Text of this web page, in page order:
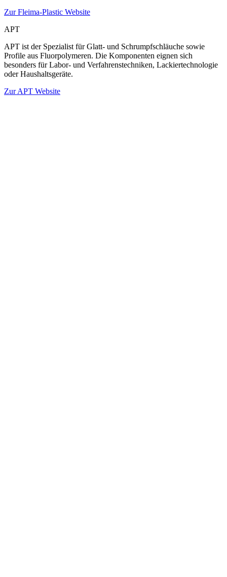
Zur Fleima-Plastic Website
APT
APT ist der Spezialist für Glatt- und Schrumpfschläuche sowie
Profile aus Fluorpolymeren. Die Komponenten eignen sich
besonders für Labor- und Verfahrenstechniken, Lackiertechnologie
oder Haushaltsgeräte.
Zur APT Website